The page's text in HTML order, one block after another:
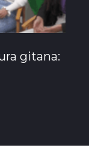
gitana: